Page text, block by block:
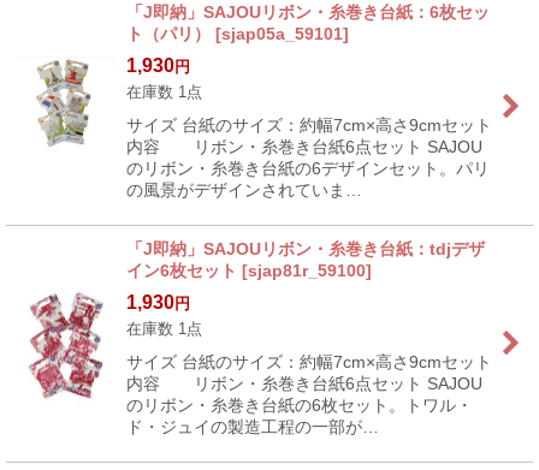
「J即納」SAJOUリボン・糸巻き台紙：6枚セッ
ト（パリ）
[sjap05a_59101]
1,930円
在庫数 1点
サイズ 台紙のサイズ：約幅7cm×高さ9cmセット
内容 リボン・糸巻き台紙6点セット SAJOU
のリボン・糸巻き台紙の6デザインセット。パリ
の風景がデザインされていま…
「J即納」SAJOUリボン・糸巻き台紙：tdjデザ
イン6枚セット [sjap81r_59100]
1,930円
在庫数 1点
サイズ 台紙のサイズ：約幅7cm×高さ9cmセット
内容 リボン・糸巻き台紙6点セット SAJOU
のリボン・糸巻き台紙の6枚セット。トワル・
ド・ジュイの製造工程の一部が…